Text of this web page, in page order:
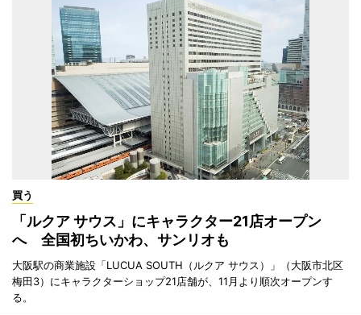
買う
「ルクア サウス」にキャラクター21店オープン
へ 全国初ちいかわ、サンリオも
大阪駅の商業施設「LUCUA SOUTH（ルクア サウス）」（大阪市北区
梅田3）にキャラクターショップ21店舗が、11月より順次オープンす
る。